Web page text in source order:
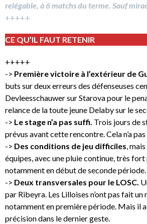
relégable, à 6 matchs du terme. Sauf
+++++
CE QU’IL FAUT RETENIR
+++++
-> Première victoire à l’extérieur de
buts sur deux erreurs des défenseuses
Devleesschauwer sur Starova pour le
relance de la toute jeune Delaby sur le
-> Le stage n’a pas suffi. Trois jours de
prévus avant cette rencontre. Cela n’a
-> Des conditions de jeu difficiles,
équipes, avec une pluie continue, très
notamment en début de seconde période.
-> Deux transversales pour le LOSC.
par Ribeyra. Les Lilloises n’ont pas fait un
notamment en première période. Mais il
précision dans le dernier geste.